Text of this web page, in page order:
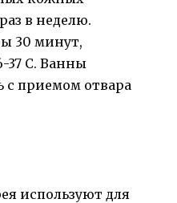
в неделю.
30 минут,
37 С. Ванны
с приемом отвара
используют для